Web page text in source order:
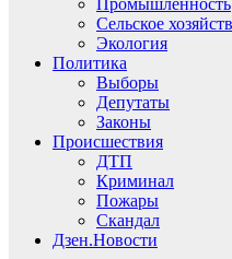
Промышленность
Сельское
Экология
Политика
Выборы
Депутаты
Законы
Происшествия
ДТП
Криминал
Пожары
Скандал
Дзен.Новости